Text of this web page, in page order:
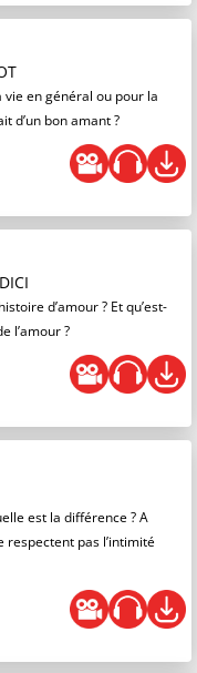
vie en général ou pour la
d’un bon amant ?
d’amour ? Et qu’est-
l’amour ?
est la différence ? A
pas l’intimité